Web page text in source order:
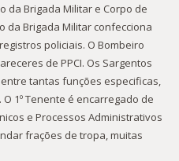
da Brigada Militar e Corpo de
da Brigada Militar confecciona
policiais. O Bombeiro
de PPCI. Os Sargentos
tantas funções especificas,
1º Tenente é encarregado de
e Processos Administrativos
frações de tropa, muitas